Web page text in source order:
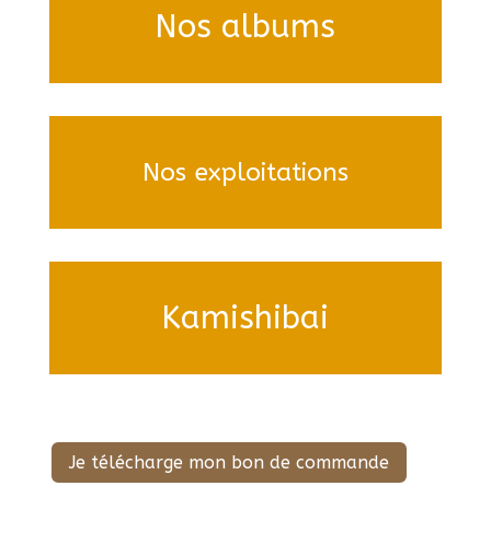
Nos albums
Nos exploitations
Kamishibai
Je télécharge mon bon de commande